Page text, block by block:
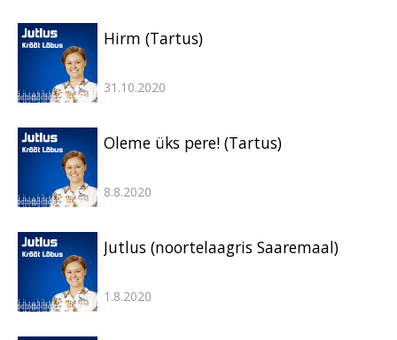
Hirm (Tartus)
31.10.2020
Oleme üks pere! (Tartus)
8.8.2020
Jutlus (noortelaagris Saaremaal)
1.8.2020